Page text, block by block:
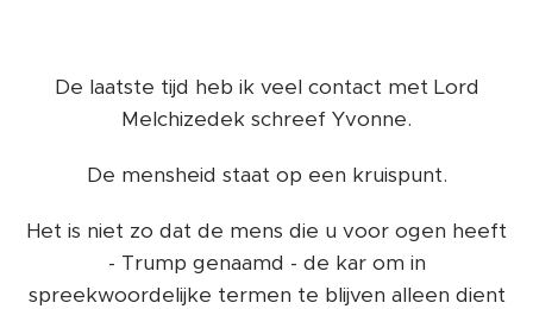
De laatste tijd heb ik veel contact met Lord
Melchizedek schreef Yvonne.
De mensheid staat op een kruispunt.
Het is niet zo dat de mens die u voor ogen heeft
- Trump genaamd - de kar om in
spreekwoordelijke termen te blijven alleen dient